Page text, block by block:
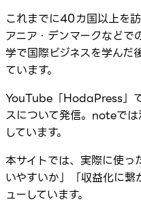
これまでに40カ国以上を
アニア・デンマークなど
学で国際ビジネスを学んだ
ています。
YouTube「HodaPress」
スについて発信。noteで
しています。
本サイトでは、実際に使
いやすいか」「収益化に
ューしています。